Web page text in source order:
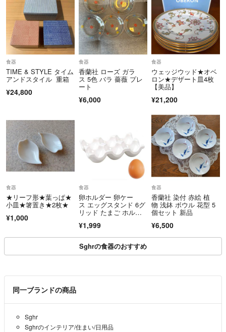
食器
TIME & STYLE タイム
アンドスタイル 重箱
¥24,800
食器
香蘭社 ローズ ガラ
ス 5色 バラ 薔薇 プレ
ート
¥6,000
食器
ウェッジウッド★オベ
ロン★デザート皿4枚
【美品】
¥21,200
食器
★リーフ形★葉っぱ★
小皿★箸置き★2枚★
¥1,000
食器
卵ホルダー 卵ケー
ス エッグスタンド 6グ
リッド たまご ホルダ
¥1,999
食器
香蘭社 染付 赤絵 植
物 浅鉢 ボウル 花型 5
個セット 新品
¥6,500
Sghrの食器のおすすめ
同一ブランドの商品
Sghr
Sghrのインテリア/住まい/日用品